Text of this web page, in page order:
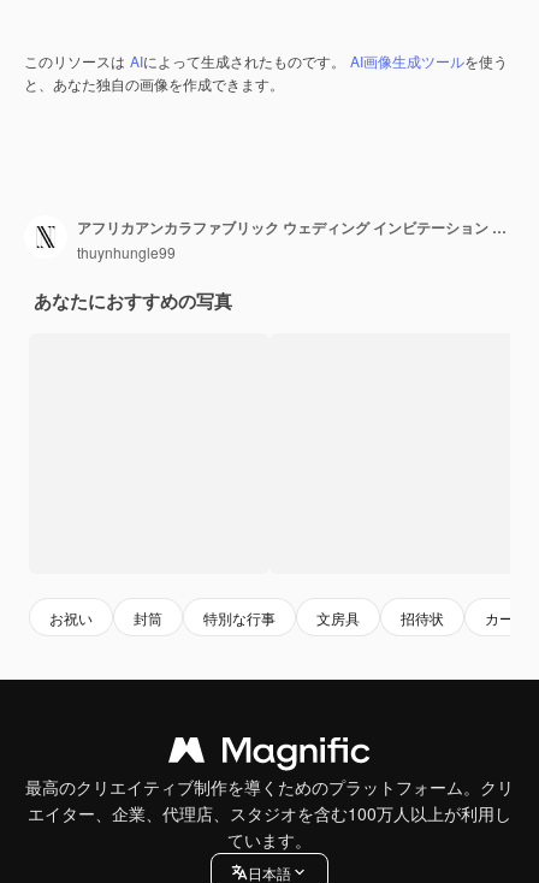
このリソースは AIによって生成されたものです。 AI画像生成ツールを使う
と、あなた独自の画像を作成できます。
アフリカアンカラファブリック ウェディング インビテーション カード ファブリック シャープ T イラストアイデアデザイン
thuynhungle99
あなたにおすすめの写真
お祝い 封筒 特別な行事 文房具 招待状 カード
最高のクリエイティブ制作を導くためのプラットフォーム。クリ
エイター、企業、代理店、スタジオを含む100万人以上が利用し
ています。
日本語